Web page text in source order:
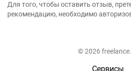
Для того, чтобы оставить отзыв,
рекомендацию, необходимо
© 2026
Сервисы